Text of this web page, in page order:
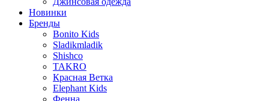
Новинки
Бренды
Bonito Kids
Sladikmladik
Shishco
TAKRO
Красная Ветка
Elephant Kids
Фенна